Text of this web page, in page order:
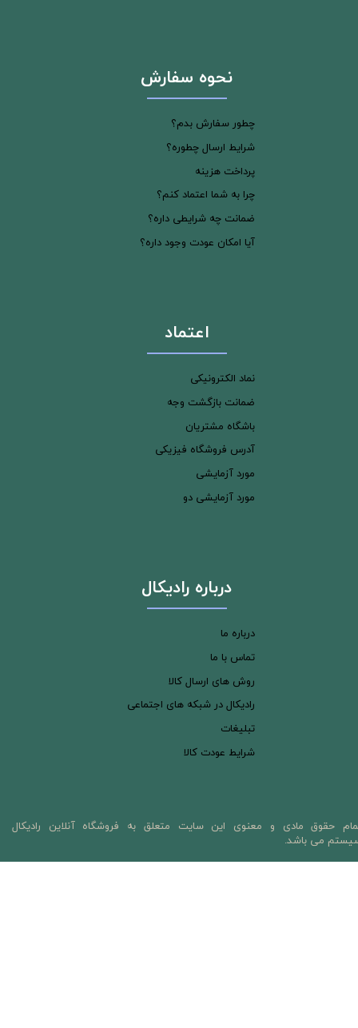
نحوه سفارش
چطور سفارش بدم؟
شرایط ارسال چطوره؟
پرداخت هزینه
چرا به شما اعتماد کنم؟
ضمانت چه شرایطی داره؟
آیا امکان عودت وجود داره؟
حقوق مادی و معنوی این سایت متعلق به فروشگاه آنلاین رادیکال
می باشد.
اعتماد
نماد الکترونیکی
ضمانت بازگشت وجه
باشگاه مشتریان
آدرس فروشگاه فیزیکی
مورد آزمایشی
مورد آزمایشی دو
درباره رادیکال
درباره ما
تماس با ما
روش های ارسال کالا
رادیکال در شبکه های اجتماعی
تبلیغات
شرایط عودت کالا